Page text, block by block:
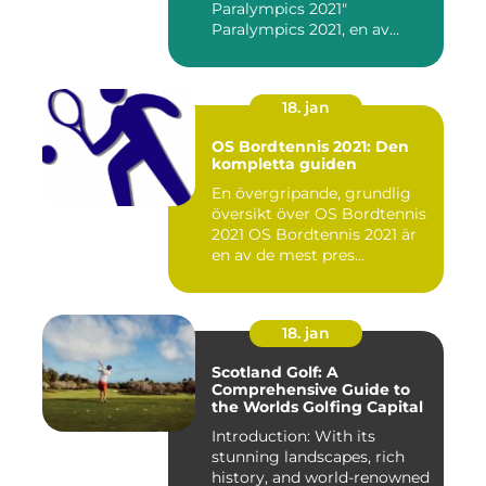
Paralympics 2021"
Paralympics 2021, en av
18. jan
OS Bordtennis 2021: Den
kompletta guiden
En övergripande, grundlig
översikt över OS Bordtennis
2021 OS Bordtennis 2021 är
en av de mest pres...
18. jan
Scotland Golf: A
Comprehensive Guide to
the Worlds Golfing Capital
Introduction: With its
stunning landscapes, rich
history, and world-renowned